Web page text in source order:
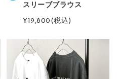
スリーブブラウス
¥19,800 (税込)